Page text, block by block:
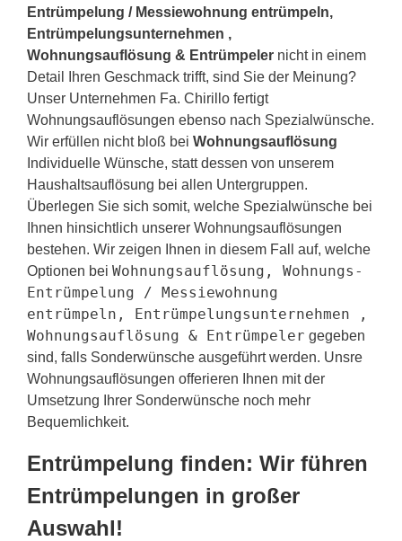
Entrümpelung / Messiewohnung entrümpeln,
Entrümpelungsunternehmen ,
Wohnungsauflösung & Entrümpeler nicht in einem
Detail Ihren Geschmack trifft, sind Sie der Meinung?
Unser Unternehmen Fa. Chirillo fertigt
Wohnungsauflösungen ebenso nach Spezialwünsche.
Wir erfüllen nicht bloß bei Wohnungsauflösung
Individuelle Wünsche, statt dessen von unserem
Haushaltsauflösung bei allen Untergruppen.
Überlegen Sie sich somit, welche Spezialwünsche bei
Ihnen hinsichtlich unserer Wohnungsauflösungen
bestehen. Wir zeigen Ihnen in diesem Fall auf, welche
Optionen bei Wohnungsauflösung, Wohnungs-
Entrümpelung / Messiewohnung
entrümpeln, Entrümpelungsunternehmen ,
Wohnungsauflösung & Entrümpeler gegeben
sind, falls Sonderwünsche ausgeführt werden. Unsre
Wohnungsauflösungen offerieren Ihnen mit der
Umsetzung Ihrer Sonderwünsche noch mehr
Bequemlichkeit.
Entrümpelung finden: Wir führen
Entrümpelungen in großer
Auswahl!